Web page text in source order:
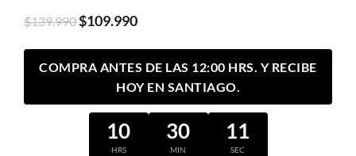
$139.990$109.990
COMPRA ANTES DE LAS 12:00 HRS. Y RECIBE
HOY EN SANTIAGO.
10
HRS
30
MIN
10
SEC